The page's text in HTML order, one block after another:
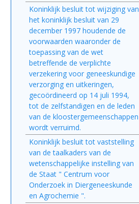
Koninklijk besluit tot wijziging van
het koninklijk besluit van 29
december 1997 houdende de
voorwaarden waaronder de
toepassing van de wet
betreffende de verplichte
verzekering voor geneeskundige
verzorging en uitkeringen,
gecoördineerd op 14 juli 1994,
tot de zelfstandigen en de leden
van de kloostergemeenschappen
wordt verruimd.
Koninklijk besluit tot vaststelling
van de taalkaders van de
wetenschappelijke instelling van
de Staat " Centrum voor
Onderzoek in Diergeneeskunde
en Agrochemie ".